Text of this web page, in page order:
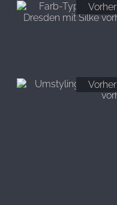
Vorher
Vorher